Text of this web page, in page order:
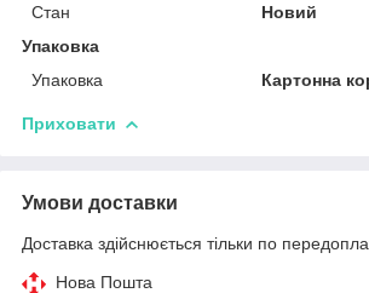
Стан
Новий
Упаковка
Упаковка
Картонна
Приховати
Умови доставки
Доставка здійснюється тільки по
Нова Пошта